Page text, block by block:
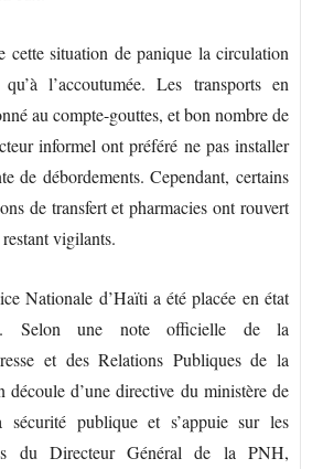
cette situation de panique la circulation
l’accoutumée. Les transports en
au compte-gouttes, et bon nombre de
informel ont préféré ne pas installer
de débordements. Cependant, certains
de transfert et pharmacies ont rouvert
vigilants.
Nationale d’Haïti a été placée en état
Selon une note officielle de la
et des Relations Publiques de la
découle d’une directive du ministère de
publique et s’appuie sur les
du Directeur Général de la PNH,